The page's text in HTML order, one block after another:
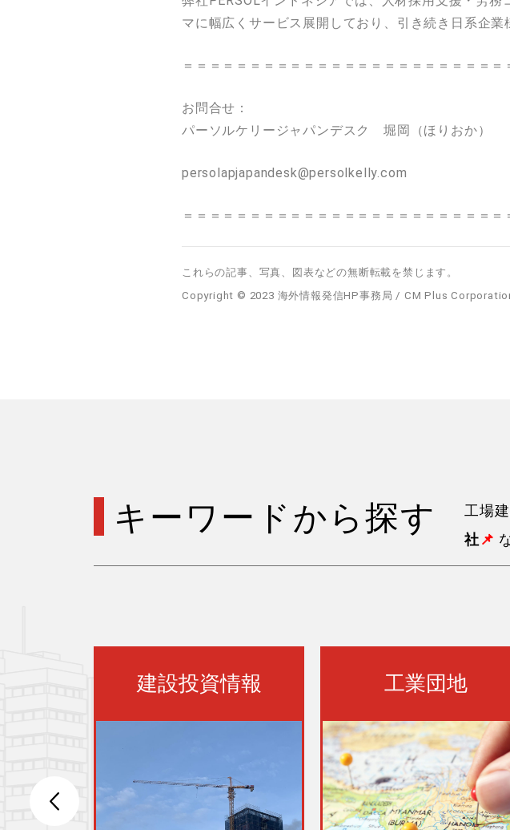
マに幅広くサービス展開しており、引き続き日系企業
＝＝＝＝＝＝＝＝＝＝＝＝＝＝＝＝＝＝＝＝＝＝＝＝
お問合せ：
パーソルケリージャパンデスク 堀岡（ほりおか）
persolapjapandesk@persolkelly.com
＝＝＝＝＝＝＝＝＝＝＝＝＝＝＝＝＝＝＝＝＝＝＝＝
これらの記事、写真、図表などの無断転載を禁じます。
Copyright © 2023 海外情報発信HP事務局 / CM Plus
キーワードから探す 工場
社 📌
建設投資情報 工業団地